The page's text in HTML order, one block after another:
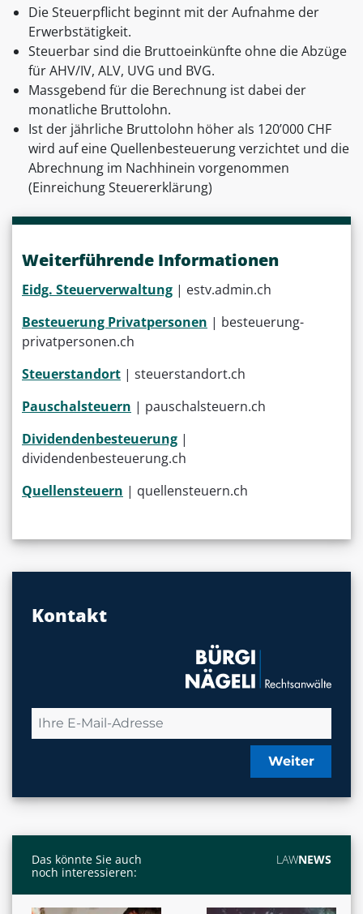
Die Steuerpflicht beginnt mit der Aufnahme der
Erwerbstätigkeit.
Steuerbar sind die Bruttoeinkünfte ohne die Abzüge
für AHV/IV, ALV, UVG und BVG.
Massgebend für die Berechnung ist dabei der
monatliche Bruttolohn.
Ist der jährliche Bruttolohn höher als 120’000 CHF
wird auf eine Quellenbesteuerung verzichtet und die
Abrechnung im Nachhinein vorgenommen
(Einreichung Steuererklärung)
Weiterführende Informationen
Eidg. Steuerverwaltung | estv.admin.ch
Besteuerung Privatpersonen | besteuerung-
privatpersonen.ch
Steuerstandort | steuerstandort.ch
Pauschalsteuern | pauschalsteuern.ch
Dividendenbesteuerung |
dividendenbesteuerung.ch
Quellensteuern | quellensteuern.ch
Kontakt
Weiter
Das könnte Sie auch
noch interessieren:
LAWNEWS